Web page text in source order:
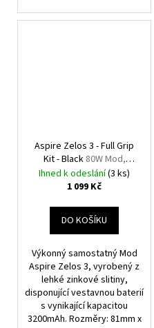
Aspire Zelos 3 - Full Grip
Kit - Black 80W Mod,
3200mAh
Ihned k odeslání(3 ks)
1 099 Kč
DO KOŠÍKU
Výkonný samostatný Mod
Aspire Zelos 3, vyrobený z
lehké zinkové slitiny,
disponující vestavnou baterií
s vynikající kapacitou
3200mAh. Rozměry: 81mm x